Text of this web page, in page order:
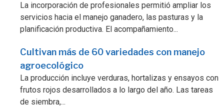
La incorporación de profesionales permitió ampliar los
servicios hacia el manejo ganadero, las pasturas y la
planificación productiva. El acompañamiento...
Cultivan más de 60 variedades con manejo
agroecológico
La producción incluye verduras, hortalizas y ensayos con
frutos rojos desarrollados a lo largo del año. Las tareas
de siembra,...